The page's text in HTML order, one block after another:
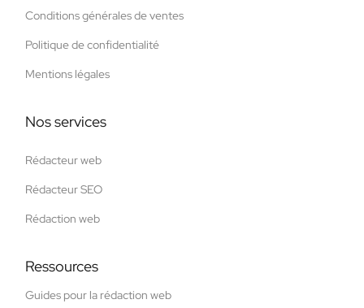
Conditions générales de ventes
Politique de confidentialité
Mentions légales
Nos services
Rédacteur web
Rédacteur SEO
Rédaction web
Ressources
Guides pour la rédaction web